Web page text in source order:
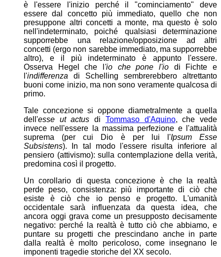
è l'essere l'inizio perché il "cominciamento" deve
essere dal concetto più immediato, quello che non
presuppone altri concetti a monte, ma questo è solo
nell'indeterminato, poiché qualsiasi determinazione
supporrebbe una relazione/opposizione ad altri
concetti (ergo non sarebbe immediato, ma supporrebbe
altro), e il più indeterminato è appunto l'essere.
Osserva Hegel che l 'io che pone l'io di Fichte e
l'indifferenza di Schelling sembrerebbero altrettanto
buoni come inizio, ma non sono veramente qualcosa di
primo.
Tale concezione si oppone diametralmente a quella
dell'esse ut actus di Tommaso d'Aquino, che vede
invece nell'essere la massima perfezione e l'attualità
suprema (per cui Dio è per lui l'Ipsum Esse
Subsistens). In tal modo l'essere risulta inferiore al
pensiero (attivismo): sulla contemplazione della verità,
predomina così il progetto.
Un corollario di questa concezione è che la realtà
perde peso, consistenza: più importante di ciò che
esiste è ciò che io penso e progetto. L'umanità
occidentale sarà influenzata da questa idea, che
ancora oggi grava come un presupposto decisamente
negativo: perché la realtà è tutto ciò che abbiamo, e
puntare su progetti che prescindano anche in parte
dalla realtà è molto pericoloso, come insegnano le
imponenti tragedie storiche del XX secolo.